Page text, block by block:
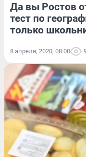
Да вы Ростов
тест по
только
8 апреля, 2020, 08:00